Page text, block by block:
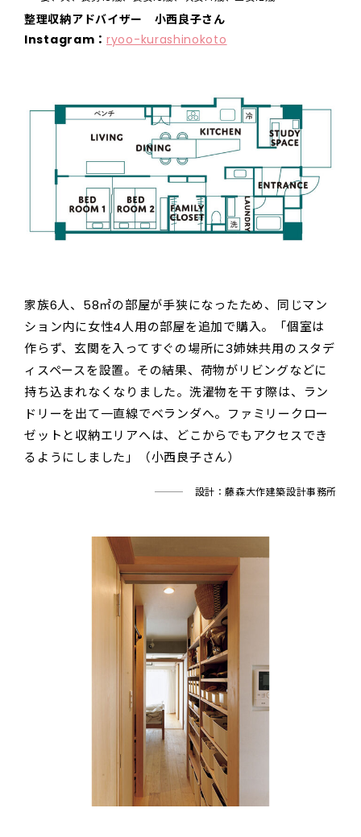
整理収納アドバイザー 小西良子さん
Instagram： ryoo-kurashinokoto
家族6人、58㎡の部屋が手狭になったため、同じマン
ション内に女性4人用の部屋を追加で購入。「個室は
作らず、玄関を入ってすぐの場所に3姉妹共用のスタデ
ィスペースを設置。その結果、荷物がリビングなどに
持ち込まれなくなりました。洗濯物を干す際は、ラン
ドリーを出て一直線でベランダへ。ファミリークロー
ゼットと収納エリアへは、どこからでもアクセスでき
るようにしました」（小西良子さん）
設計：藤森大作建築設計事務所